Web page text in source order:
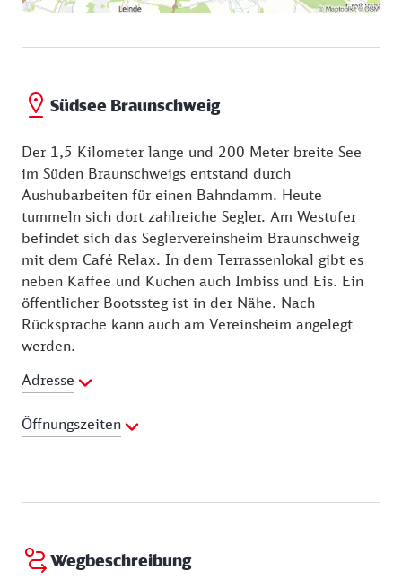
Südsee Braunschweig
Der 1,5 Kilometer lange und 200 Meter breite See
im Süden Braunschweigs entstand durch
Aushubarbeiten für einen Bahndamm. Heute
tummeln sich dort zahlreiche Segler. Am Westufer
befindet sich das Seglervereinsheim Braunschweig
mit dem Café Relax. In dem Terrassenlokal gibt es
neben Kaffee und Kuchen auch Imbiss und Eis. Ein
öffentlicher Bootssteg ist in der Nähe. Nach
Rücksprache kann auch am Vereinsheim angelegt
werden.
Adresse
Öffnungszeiten
Mittwoch:10:00 - 23:00 Uhr
Freitag:
Samstag:10:00 - 23:00 Uhr
Wegbeschreibung